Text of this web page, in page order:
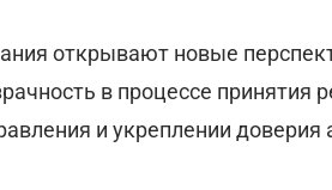
открывают новые
в процессе
и укреплении